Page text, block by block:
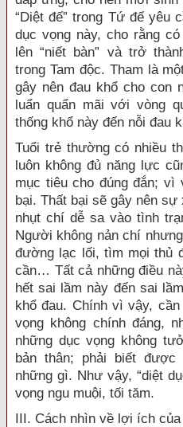
“Diệt đế” trong Tứ đế yêu
dục vọng này, cho rằng
lên “niết bàn” và trở
trong Tam độc. Tham là
gây nên đau khổ cho con
luẩn quẩn mãi với vòng
thống khổ này đến nỗi đau
Tuổi trẻ thường có nhiều
luôn không đủ năng lực
mục tiêu cho đúng đắn; vì
bại. Thất bại sẽ gây nên
nhụt chí dễ sa vào tình
Người không nản chí
đường lạc lối, tìm mọi thủ
cần… Tất cả những điều
hết sai lầm này đến sai
khổ đau. Chính vì vậy,
vọng không chính đáng,
những dục vọng không
bản thân; phải biết
những gì. Như vậy, “diệt
vọng ngu muội, tối tăm.
III. Cách nhìn về lợi ích